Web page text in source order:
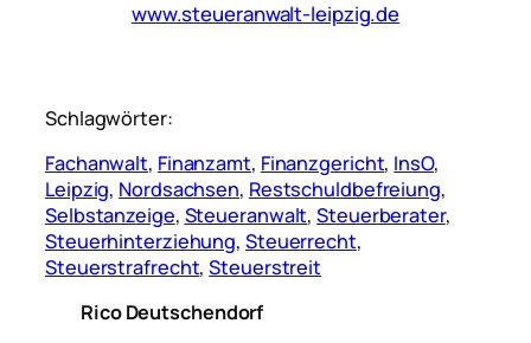
www.steueranwalt-leipzig.de
Schlagwörter:
Fachanwalt, Finanzamt, Finanzgericht, InsO
Leipzig, Nordsachsen, Restschuldbefreiung
Selbstanzeige, Steueranwalt, Steuerberater
Steuerhinterziehung, Steuerrecht
Steuerstrafrecht, Steuerstreit
Rico Deutschendorf